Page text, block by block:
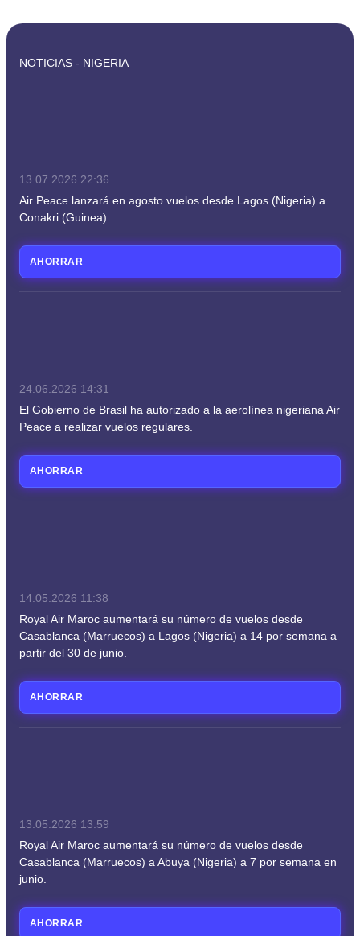
NOTICIAS - NIGERIA
13.07.2026 22:36
Air Peace lanzará en agosto vuelos desde Lagos (Nigeria) a
Conakri (Guinea).
AHORRAR
24.06.2026 14:31
El Gobierno de Brasil ha autorizado a la aerolínea nigeriana Air
Peace a realizar vuelos regulares.
AHORRAR
14.05.2026 11:38
Royal Air Maroc aumentará su número de vuelos desde
Casablanca (Marruecos) a Lagos (Nigeria) a 14 por semana a
partir del 30 de junio.
AHORRAR
13.05.2026 13:59
Royal Air Maroc aumentará su número de vuelos desde
Casablanca (Marruecos) a Abuya (Nigeria) a 7 por semana en
junio.
AHORRAR